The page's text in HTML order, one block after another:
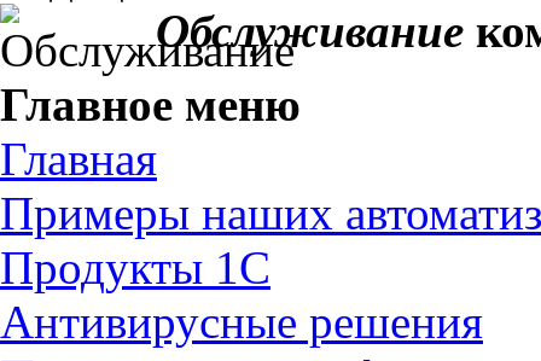
Обслуживание
Главное меню
Главная
Примеры наших
Продукты 1С
Антивирусные решения